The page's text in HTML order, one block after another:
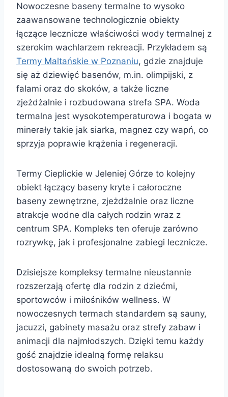
Nowoczesne baseny termalne to wysoko
zaawansowane technologicznie obiekty
łączące lecznicze właściwości wody termalnej z
szerokim wachlarzem rekreacji. Przykładem są
Termy Maltańskie w Poznaniu, gdzie znajduje
się aż dziewięć basenów, m.in. olimpijski, z
falami oraz do skoków, a także liczne
zjeżdżalnie i rozbudowana strefa SPA. Woda
termalna jest wysokotemperaturowa i bogata w
minerały takie jak siarka, magnez czy wapń, co
sprzyja poprawie krążenia i regeneracji.
Termy Cieplickie w Jeleniej Górze to kolejny
obiekt łączący baseny kryte i całoroczne
baseny zewnętrzne, zjeżdżalnie oraz liczne
atrakcje wodne dla całych rodzin wraz z
centrum SPA. Kompleks ten oferuje zarówno
rozrywkę, jak i profesjonalne zabiegi lecznicze.
Dzisiejsze kompleksy termalne nieustannie
rozszerzają ofertę dla rodzin z dziećmi,
sportowców i miłośników wellness. W
nowoczesnych termach standardem są sauny,
jacuzzi, gabinety masażu oraz strefy zabaw i
animacji dla najmłodszych. Dzięki temu każdy
gość znajdzie idealną formę relaksu
dostosowaną do swoich potrzeb.